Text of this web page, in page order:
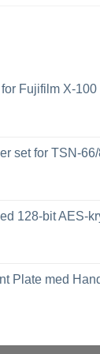
Fujifilm X-
set for TSN-
128-bit AES-
Plate med